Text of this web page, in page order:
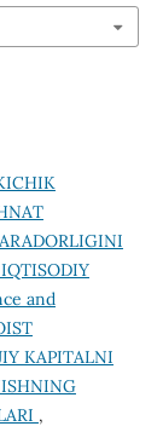
and
KAPITALNI
,